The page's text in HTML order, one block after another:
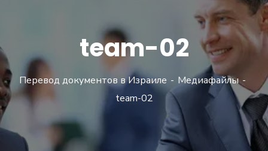
team-02
Перевод документов в Израиле
Медиафайлы
team-02